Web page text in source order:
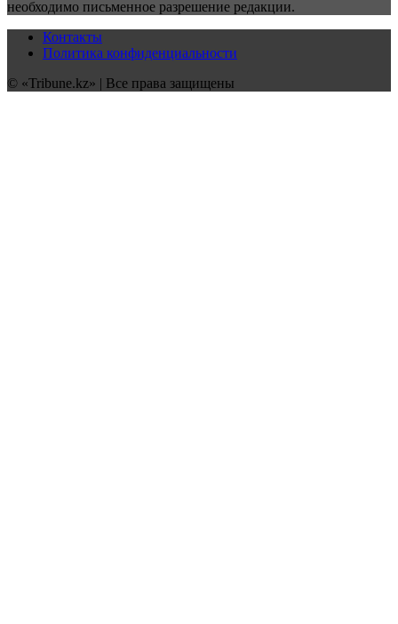
необходимо письменное разрешение редакции.
Контакты
Политика конфиденциальности
© «Tribune.kz» | Все права защищены